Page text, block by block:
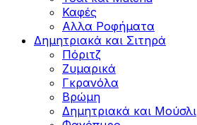
Καφές
Αλλα Ροφήματα
Δημητριακά και Σιτηρά
Πόριτζ
Ζυμαρικά
Γκρανόλα
Βρώμη
Δημητριακά και Μούσλι